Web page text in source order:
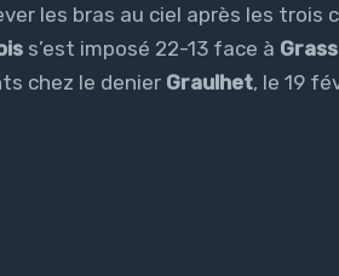
les bras au ciel après les trois
s’est imposé 22-13 face à
chez le denier Graulhet, le 19